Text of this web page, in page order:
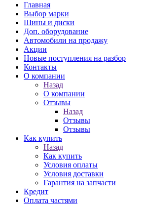
Главная
Выбор марки
Шины и диски
Доп. оборудование
Автомобили на продажу
Акции
Новые поступления на разбор
Контакты
О компании
Назад
О компании
Отзывы
Назад
Отзывы
Отзывы
Как купить
Назад
Как купить
Условия оплаты
Условия доставки
Гарантия на запчасти
Кредит
Оплата частями